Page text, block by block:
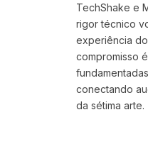
TechShake e
rigor técnico
experiência
compromisso
conectando
da sétima arte.